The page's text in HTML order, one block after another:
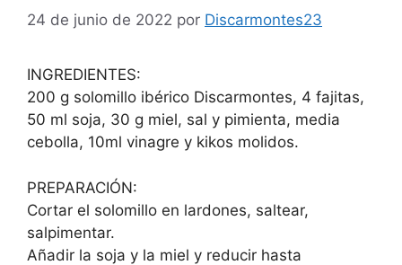
24 de junio de 2022 por Discarmontes23
INGREDIENTES:
200 g solomillo ibérico Discarmontes, 4 fajitas,
50 ml soja, 30 g miel, sal y pimienta, media
cebolla, 10ml vinagre y kikos molidos.
PREPARACIÓN:
Cortar el solomillo en lardones, saltear,
salpimentar.
Añadir la soja y la miel y reducir hasta